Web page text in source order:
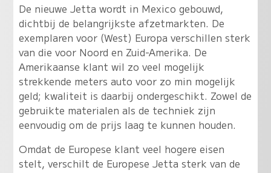
De nieuwe Jetta wordt in Mexico gebouwd,
dichtbij de belangrijkste afzetmarkten. De
exemplaren voor (West) Europa verschillen sterk
van die voor Noord en Zuid-Amerika. De
Amerikaanse klant wil zo veel mogelijk
strekkende meters auto voor zo min mogelijk
geld; kwaliteit is daarbij ondergeschikt. Zowel de
gebruikte materialen als de techniek zijn
eenvoudig om de prijs laag te kunnen houden.
Omdat de Europese klant veel hogere eisen
stelt, verschilt de Europese Jetta sterk van de